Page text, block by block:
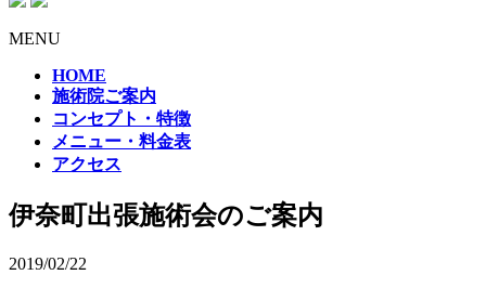
MENU
HOME
施術院ご案内
コンセプト・特徴
メニュー・料金表
アクセス
伊奈町出張施術会のご案内
2019/02/22